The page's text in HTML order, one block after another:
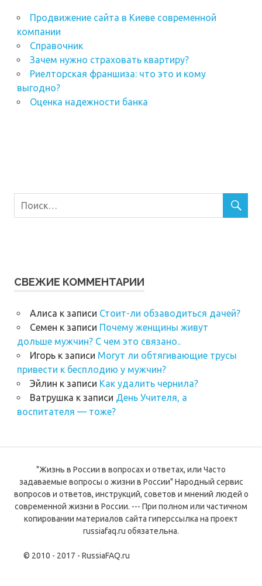
Продвижение сайта в Киеве современной
компании
Справочник
Зачем нужно страховать квартиру?
Риелторская франшиза: что это и кому
выгодно?
Оценка надежности банка
СВЕЖИЕ КОММЕНТАРИИ
Алиса к записи Стоит-ли обзаводиться дачей?
Семен к записи Почему женщины живут
дольше мужчин? С чем это связано..
Игорьк записи Могут ли обтягивающие трусы
привести к бесплодию у мужчин?
Эйлин к записи Как удалить чернила?
Ватрушка к записи День Учителя, а
воспитателя — тоже?
"Жизнь в России в вопросах и ответах, или Часто
задаваемые вопросы о жизни в России" Народный сервис
вопросов и ответов, инструкций, советов и мнений людей о
современной жизни в России. --- При полном или частичном
копировании материалов сайта гиперссылка на проект
russiafaq.ru обязательна.
© 2010 - 2017 - RussiaFAQ.ru